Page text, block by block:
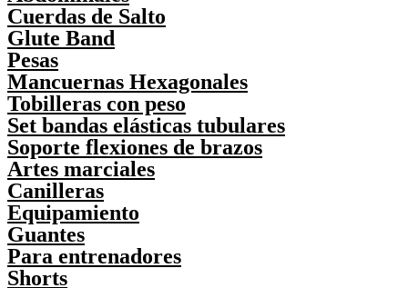
Cuerdas de Salto
Glute Band
Pesas
Mancuernas Hexagonales
Tobilleras con peso
Set bandas elásticas tubulares
Soporte flexiones de brazos
Artes marciales
Canilleras
Equipamiento
Guantes
Para entrenadores
Shorts